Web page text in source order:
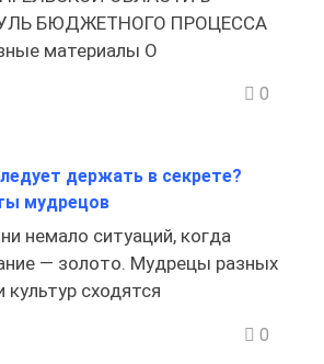
БЮДЖЕТНОГО ПРОЦЕССА
материалы О
0
держать в секрете?
мудрецов
немало ситуаций, когда
— золото. Мудрецы разных
культур сходятся
0